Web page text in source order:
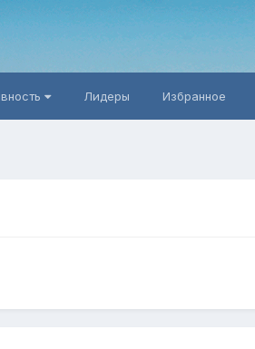
Лидеры Избранное